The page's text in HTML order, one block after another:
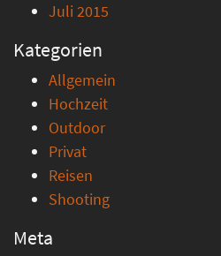
Juli 2015
Kategorien
Allgemein
Hochzeit
Outdoor
Privat
Reisen
Shooting
Meta